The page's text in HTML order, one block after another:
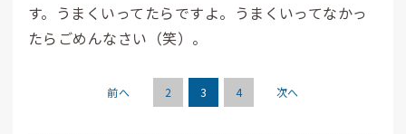
す。うまくいってたらですよ。うまくいってなかっ
たらごめんなさい（笑）。
前へ 2 3 4 次へ